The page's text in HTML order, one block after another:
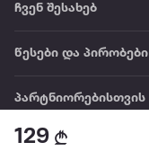
129
ჩვენ შესახებ
წესები და პირობები
პარტნიორებისთვის
ტრენდული